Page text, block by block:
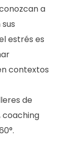
a
estrés es
contextos
de
coaching